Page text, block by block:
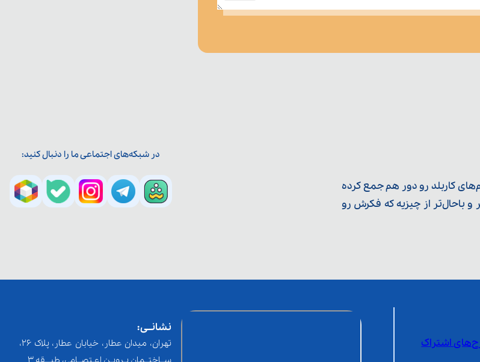
کاربلد رو دور هم جمع کرده
باحال‌تر از چیزیه که فکرش رو
در شبکه‌های اجتماعی ما را دنبال کنید:
اشتراک
نشانــی:
تهران، میدان عطار، خیابان عطار، پلاک 26،